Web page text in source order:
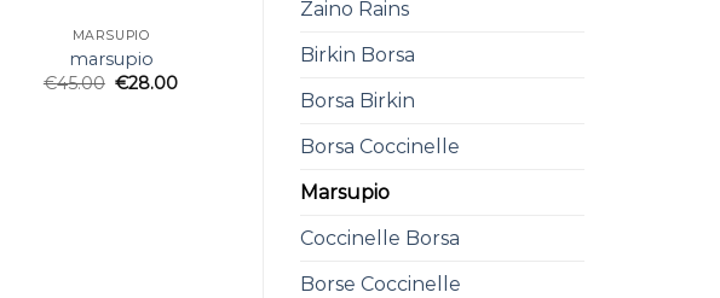
Zaino Rains
Birkin Borsa
Borsa Birkin
Borsa Coccinelle
Marsupio
Coccinelle Borsa
Borse Coccinelle
MARSUPIO
marsupio
€45.00 €28.00